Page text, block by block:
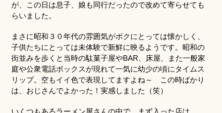
が、この日は息子、娘も同行だったので改めて寄らせても
らいました。
まさに昭和３０年代の雰囲気がボクにとっては懐かしく、
子供たちにとっては未体験で新鮮に映るようです。昭和の
街並みを歩くと当時の駄菓子屋やBAR、床屋、また一般家
庭や公衆電話ボックスが現れて一気に幼少の頃にタイムス
リップ。空もイイ色で表現してますよね～ この時ばかり
は、おじさんでよかった！実感しました（笑）